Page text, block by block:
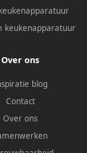
keukenapparatuur
Over ons
blog
Contact
Over ons